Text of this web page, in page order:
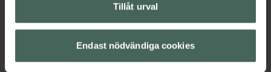
Tillåt urval
Endast nödvändiga cookies
Leverans, betalning och retur
Sajtens tillgänglighet
App